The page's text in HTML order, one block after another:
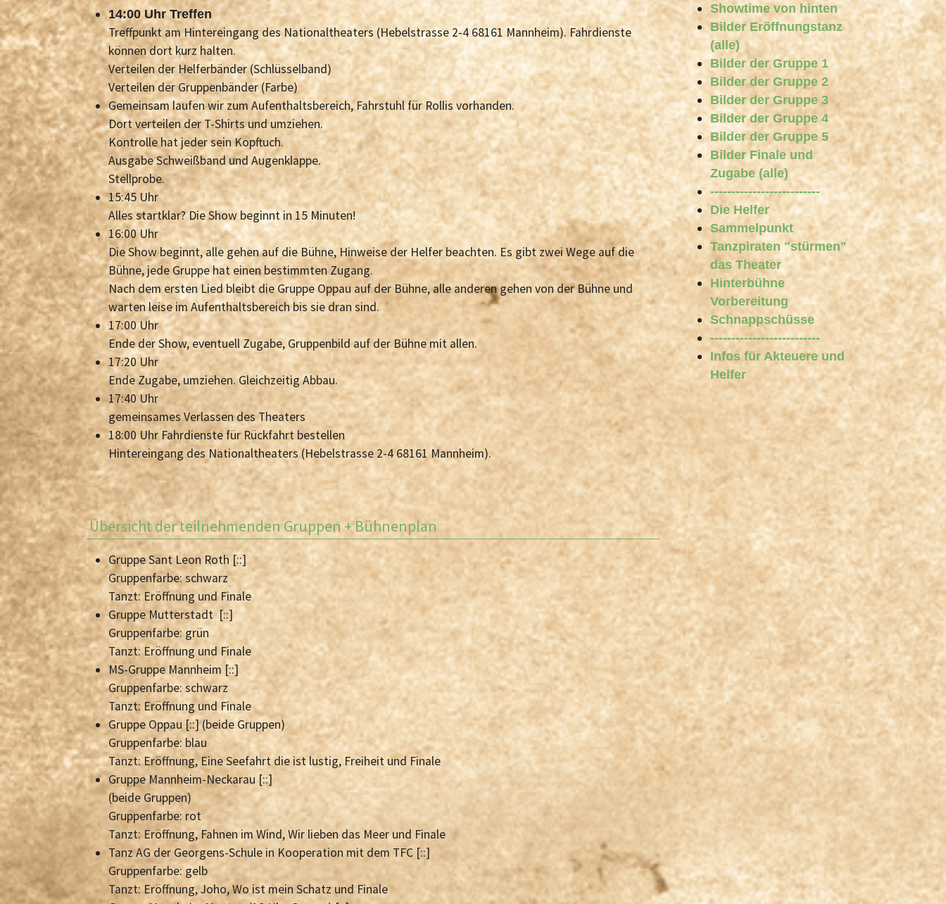
14:00 Uhr Treffen
Treffpunkt am Hintereingang des Nationaltheaters (Hebelstrasse 2-4 68161 Mannheim). Fahrdienste
können dort kurz halten.
Verteilen der Helferbänder (Schlüsselband)
Verteilen der Gruppenbänder (Farbe)
Gemeinsam laufen wir zum Aufenthaltsbereich, Fahrstuhl für Rollis vorhanden.
Dort verteilen der T-Shirts und umziehen.
Kontrolle hat jeder sein Kopftuch.
Ausgabe Schweißband und Augenklappe.
Stellprobe.
15:45 Uhr
Alles startklar? Die Show beginnt in 15 Minuten!
16:00 Uhr
Die Show beginnt, alle gehen auf die Bühne, Hinweise der Helfer beachten. Es gibt zwei Wege auf die
Bühne, jede Gruppe hat einen bestimmten Zugang.
Nach dem ersten Lied bleibt die Gruppe Oppau auf der Bühne, alle anderen gehen von der Bühne und
warten leise im Aufenthaltsbereich bis sie dran sind.
17:00 Uhr
Ende der Show, eventuell Zugabe, Gruppenbild auf der Bühne mit allen.
17:20 Uhr
Ende Zugabe, umziehen. Gleichzeitig Abbau.
17:40 Uhr
gemeinsames Verlassen des Theaters
18:00 Uhr Fahrdienste für Rückfahrt bestellen
Hintereingang des Nationaltheaters (Hebelstrasse 2-4 68161 Mannheim).
Übersicht der teilnehmenden Gruppen + Bühnenplan
Gruppe Sant Leon Roth [::]
Gruppenfarbe: schwarz
Tanzt: Eröffnung und Finale
Gruppe Mutterstadt [::]
Gruppenfarbe: grün
Tanzt: Eröffnung und Finale
MS-Gruppe Mannheim [::]
Gruppenfarbe: schwarz
Tanzt: Eröffnung und Finale
Gruppe Oppau [::] (beide Gruppen)
Gruppenfarbe: blau
Tanzt: Eröffnung, Eine Seefahrt die ist lustig, Freiheit und Finale
Gruppe Mannheim-Neckarau [::]
(beide Gruppen)
Gruppenfarbe: rot
Tanzt: Eröffnung, Fahnen im Wind, Wir lieben das Meer und Finale
Tanz AG der Georgens-Schule in Kooperation mit dem TFC [::]
Gruppenfarbe: gelb
Tanzt: Eröffnung, Joho, Wo ist mein Schatz und Finale
Showtime von hinten
Bilder Eröffnungstanz
(alle)
Bilder der Gruppe 1
Bilder der Gruppe 2
Bilder der Gruppe 3
Bilder der Gruppe 4
Bilder der Gruppe 5
Bilder Finale und
Zugabe (alle)
--------------------------
Die Helfer
Sammelpunkt
Tanzpiraten "stürmen"
das Theater
Hinterbühne
Vorbereitung
Schnappschüsse
--------------------------
Infos für Akteuere und
Helfer